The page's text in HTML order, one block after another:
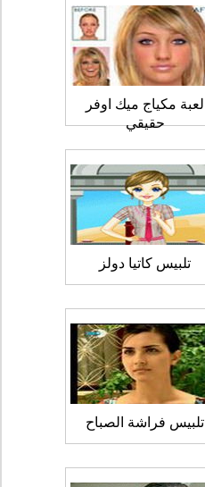
لعبة مكياج ميك اوفر
حقيقي
تلبيس كاتيا دولز
تلبيس فراشة الصباح